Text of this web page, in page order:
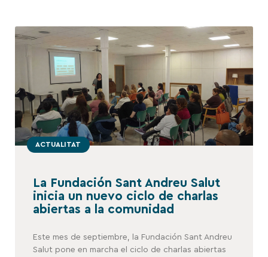
ACTUALITAT
La Fundación Sant Andreu Salut
inicia un nuevo ciclo de charlas
abiertas a la comunidad
Este mes de septiembre, la Fundación Sant Andreu
Salut pone en marcha el ciclo de charlas abiertas